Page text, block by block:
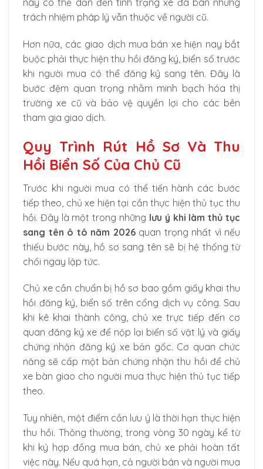
trách nhiệm pháp lý vẫn thuộc về người cũ.
Hơn nữa, các giao dịch mua bán xe hiện nay bắt
buộc phải thực hiện thu hồi đăng ký, biển số trước
khi người mua có thể đăng ký sang tên. Đây là
bước đệm quan trọng nhằm minh bạch hóa thị
trường xe cũ và bảo vệ quyền lợi cho các bên
tham gia giao dịch.
Quy Trình Rút Hồ Sơ Và Thu
Hồi Biển Số Của Chủ Cũ
Trước khi người mua có thể tiến hành các bước
tiếp theo, chủ xe hiện tại cần thực hiện thủ tục thu
hồi. Đây là một trong những lưu ý khi làm thủ tục
sang tên ô tô năm 2026quan trọng nhất vì nếu
thiếu bước này, hồ sơ sang tên sẽ bị hệ thống từ
chối ngay lập tức.
Chủ xe cần chuẩn bị hồ sơ bao gồm giấy khai thu
hồi đăng ký, biển số trên cổng dịch vụ công. Sau
khi kê khai thành công, chủ xe trực tiếp đến cơ
quan đăng ký xe để nộp lại biển số vật lý và giấy
chứng nhận đăng ký xe bản gốc. Cơ quan chức
năng sẽ cấp một bản chứng nhận thu hồi để chủ
xe bàn giao cho người mua thực hiện thủ tục tiếp
theo.
Tuy nhiên, một điểm cần lưu ý là thời hạn thực hiện
thu hồi. Thông thường, trong vòng 30 ngày kể từ
khi ký hợp đồng mua bán, chủ xe phải hoàn tất
việc này. Nếu quá hạn, cả người bán và người mua